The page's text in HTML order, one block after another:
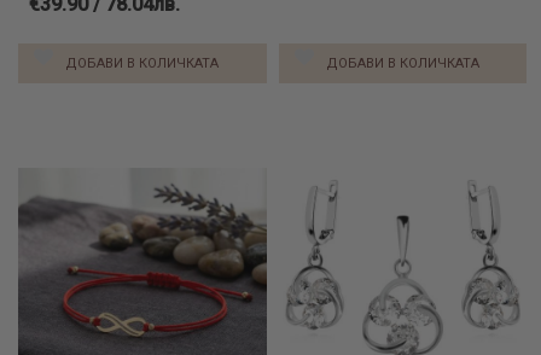
ДОБАВИ В КОЛИЧКАТА ДОБАВИ В КОЛИЧКАТА